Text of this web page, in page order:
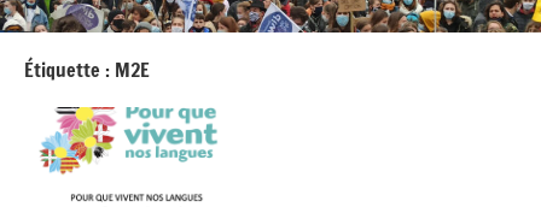
Étiquette : M2E